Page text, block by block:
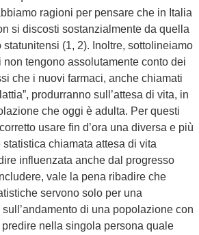
ragioni per pensare che in Italia
si discosti sostanzialmente da quella
(1, 2). Inoltre, sottolineiamo
tengono assolutamente conto dei
che i nuovi farmaci, anche chiamati
produrranno sull’attesa di vita, in
che oggi è adulta. Per questi
usare fin d’ora una diversa e più
chiamata attesa di vita
influenzata anche dal progresso
vale la pena ribadire che
servono solo per una
di una popolazione con
nella singola persona quale